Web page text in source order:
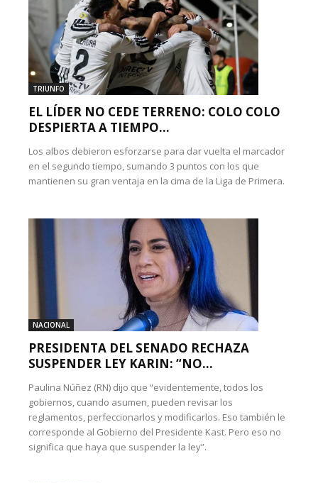
TRIUNFO
EL LÍDER NO CEDE TERRENO: COLO COLO
DESPIERTA A TIEMPO...
Los albos debieron esforzarse para dar vuelta el marcador
en el segundo tiempo, sumando 3 puntos con los que
mantienen su gran ventaja en la cima de la Liga de Primera.
NACIONAL
PRESIDENTA DEL SENADO RECHAZA
SUSPENDER LEY KARIN: “NO...
Paulina Núñez (RN) dijo que “evidentemente, todos los
gobiernos, cuando asumen, pueden revisar los
reglamentos, perfeccionarlos y modificarlos. Eso también le
corresponde al Gobierno del Presidente Kast. Pero eso no
significa que haya que suspender la ley”.